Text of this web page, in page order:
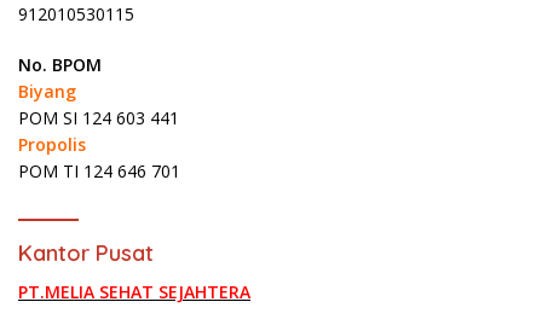
912010530115
No. BPOM
Biyang
POM SI 124 603 441
Propolis
POM TI 124 646 701
Kantor Pusat
PT.MELIA SEHAT SEJAHTERA